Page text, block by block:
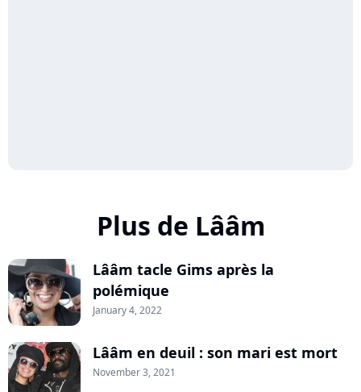
Plus de Lââm
Lââm tacle Gims après la
polémique
January 4, 2022
Lââm en deuil : son mari est mort
November 3, 2021